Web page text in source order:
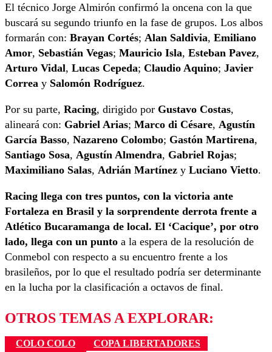
El técnico Jorge Almirón confirmó la oncena con la que
buscará su segundo triunfo en la fase de grupos. Los albos
formarán con: Brayan Cortés; Alan Saldivia, Emiliano
Amor, Sebastián Vegas; Mauricio Isla, Esteban Pavez,
Arturo Vidal, Lucas Cepeda; Claudio Aquino; Javier
Correa y Salomón Rodríguez.
Por su parte, Racing, dirigido por Gustavo Costas,
alineará con: Gabriel Arias; Marco di Césare, Agustín
García Basso, Nazareno Colombo; Gastón Martirena,
Santiago Sosa, Agustín Almendra, Gabriel Rojas;
Maximiliano Salas, Adrián Martínez y Luciano Vietto.
Racing llega con tres puntos, con la victoria ante
Fortaleza en Brasil y la sorprendente derrota frente a
Atlético Bucaramanga de local. El ‘Cacique’, por otro
lado, llega con un punto a la espera de la resolución de
Conmebol con respecto a su encuentro frente a los
brasileños, por lo que el resultado podría ser determinante
en la lucha por la clasificación a octavos de final.
OTROS TEMAS A EXPLORAR:
COLO COLO
COPA LIBERTADORES